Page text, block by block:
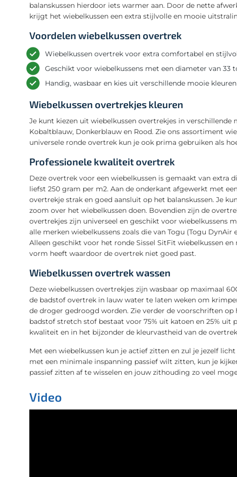
balanskussen hierdoor iets warmer aan. Door de nette
krijgt het wiebelkussen een extra stijlvolle en mooie
Voordelen wiebelkussen overtrek
Wiebelkussen overtrek voor extra comfortabel en
Geschikt voor wiebelkussens met een diameter van 33
Handig, wasbaar en kies uit verschillende mooie kleuren
Wiebelkussen overtrekjes kleuren
Je kunt kiezen uit wiebelkussen overtrekjes in
Kobaltblauw, Donkerblauw en Rood. Zie ons assortiment
universele ronde overtrek kun je ook prima gebruiken als
Professionele kwaliteit overtrek
Deze overtrek voor een wiebelkussen is gemaakt van extra
liefst 250 gram per m2. Aan de onderkant afgewerkt met
overtrekje strak en goed aansluit op het balanskussen. Je
zoom over het wiebelkussen doen. Bovendien zijn de
overtrekjes zijn universeel en geschikt voor wiebelkussens
alle merken wiebelkussens zoals die van Togu (Togu DynAir
Alleen geschikt voor het ronde Sissel SitFit wiebelkussen
vorm heeft waardoor de overtrek niet goed past.
Wiebelkussen overtrek wassen
Deze wiebelkussen overtrekjes zijn wasbaar op maximaal
de badstof overtrek in lauw water te laten weken om
de droger gedroogd worden. Zie verder de voorschriften op
badstof stretch stof bestaat voor 75% uit katoen en 25% uit
kwaliteit en in het bijzonder de kleurvastheid van de
Met een wiebelkussen kun je actief zitten en zul je jezelf
met een minimale inspanning passief wilt zitten, kun je
passief zitten af te wisselen en jouw zithouding zo veel
Video